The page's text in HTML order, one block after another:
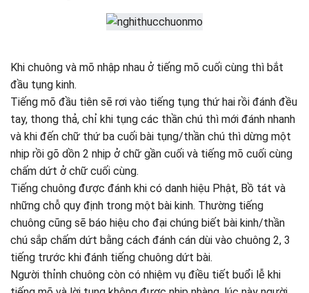
Khi chuông và mõ nhập nhau ở tiếng mõ cuối cùng thì bắt
đầu tụng kinh.
Tiếng mõ đầu tiên sẽ rơi vào tiếng tụng thứ hai rồi đánh đều
tay, thong thả, chỉ khi tụng các thần chú thì mới đánh nhanh
và khi đến chữ thứ ba cuối bài tụng/thần chú thì dừng một
nhịp rồi gõ dồn 2 nhịp ở chữ gần cuối và tiếng mõ cuối cùng
chấm dứt ở chữ cuối cùng.
Tiếng chuông được đánh khi có danh hiệu Phật, Bồ tát và
những chỗ quy định trong một bài kinh. Thường tiếng
chuông cũng sẽ báo hiệu cho đại chúng biết bài kinh/thần
chú sắp chấm dứt bằng cách đánh cán dùi vào chuông 2, 3
tiếng trước khi đánh tiếng chuông dứt bài.
Người thỉnh chuông còn có nhiệm vụ điều tiết buổi lễ khi